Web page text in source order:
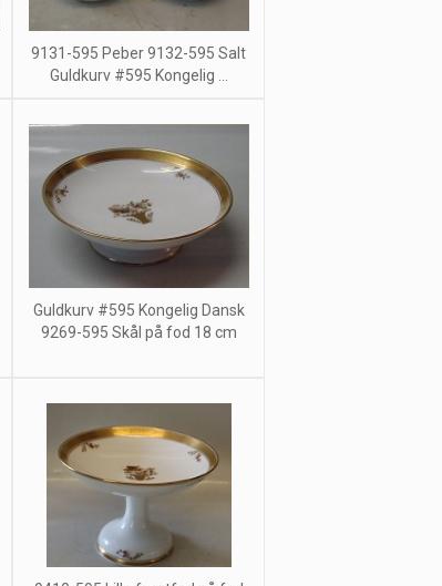
9131-595 Peber 9132-595 Salt
Guldkurv #595 Kongelig ...
Guldkurv #595 Kongelig Dansk
9269-595 Skål på fod 18 cm